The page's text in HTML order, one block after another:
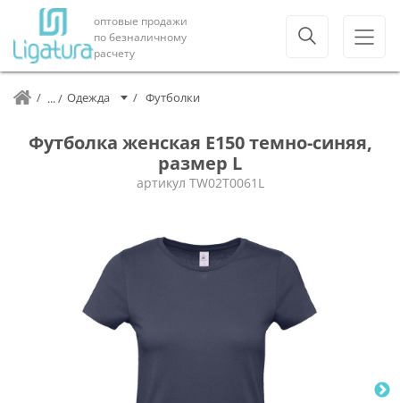
оптовые продажи
по безналичному
расчету
Одежда Футболки
Футболка женская E150 темно-синяя,
размер L
артикул TW02T0061L